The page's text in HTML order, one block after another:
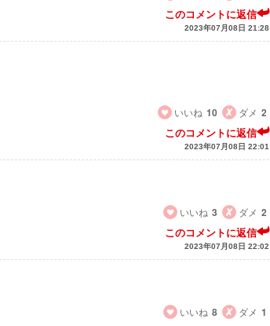
このコメントに返信
2023年07月08日 21:28
いいね 10 ダメ 2
このコメントに返信
2023年07月08日 22:01
いいね 3 ダメ 2
このコメントに返信
2023年07月08日 22:02
いいね 8 ダメ 1